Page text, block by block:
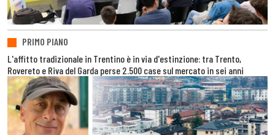
PRIMO PIANO
L'affitto tradizionale in Trentino è in via d'estinzione: tra Trento,
Rovereto e Riva del Garda perse 2.500 case sul mercato in sei anni